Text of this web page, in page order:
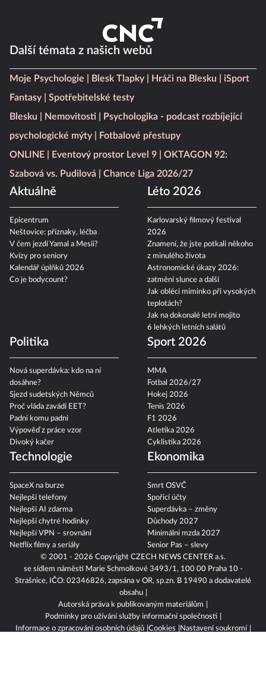
© 2001 - 2026 Copyright CZECH NEWS CENTER a.s.
se sídlem náměstí Marie Schmolkové 3493/1, 100 00 Praha 10 -
Strašnice, IČO: 02346826, zapsána v OR, sp.zn. B 19490 a dodavatelé
obsahu
Autorská práva k publikovaným materiálům
Podmínky pro užívání služby informační společnosti
Informace o zpracování osobních údajů Cookies
Nastavení soukromí
Další témata z našich webů
Moje Psychologie Blesk Tlapky Hráči na Blesku
iSport
Fantasy
Spotřebitelské testy
Blesku
Nemovitosti
Psychologika - podcast rozbíjející
psychologické mýty
Fotbalové přestupy
ONLINE
Eventový prostor Level 9
OKTAGON 92:
Szabová vs. Pudilová
Chance Liga 2026/27
Aktuálně
Epicentrum
Neštovice: příznaky, léčba
V čem jezdí Yamal a Mesii?
Kvízy pro seniory
Kalendář úplňků 2026
Co je bodycount?
Léto 2026
Karlovarský filmový festival
2026
Znamení, že jste potkali někoho
z minulého života
Astronomické úkazy 2026:
zatmění slunce a další
Jak obléci miminko při vysokých
teplotách?
Jak na dokonalé letní mojito
6 lehkých letních salátů
Politika
Nová superdávka: kdo na ní
dosáhne?
Sjezd sudetských Němců
Proč vláda zavádí EET?
Padni komu padni
Výpověď z práce vzor
Divoký kačer
Sport 2026
MMA
Fotbal 2026/27
Hokej 2026
Tenis 2026
F1 2026
Atletika 2026
Cyklistika 2026
Technologie
SpaceX na burze
Nejlepší telefony
Nejlepší AI zdarma
Nejlepší chytré hodinky
Nejlepší VPN – srovnání
Netflix filmy a seriály
Ekonomika
Smrt OSVČ
Spořicí účty
Superdávka – změny
Důchody 2027
Minimální mzda 2027
Senior Pas – slevy